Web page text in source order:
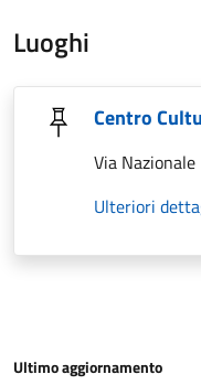
Luoghi
Centro
Via
Ulteriori
Ultimo aggiornamento